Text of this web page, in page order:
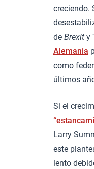
creciendo.
de Brexit y
Alemania
como
últimos
Si el
Larry
este
lento